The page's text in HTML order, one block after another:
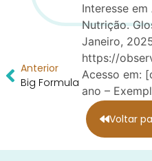
Interesse
Nutrição.
Janeiro,
https://
Acesso em:
ano –
Anterior
Big Formula
Voltar